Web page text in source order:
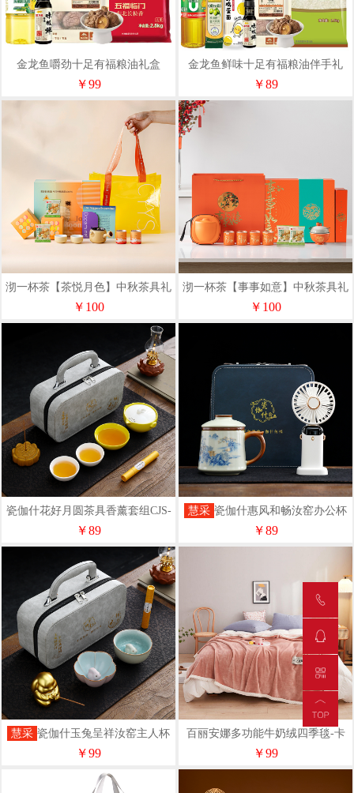
金龙鱼嚼劲十足有福粮油礼盒
￥99
金龙鱼鲜味十足有福粮油伴手礼
￥89
沏一杯茶【茶悦月色】中秋茶具礼
盒套装
￥100
沏一杯茶【事事如意】中秋茶具礼
盒套装
￥100
瓷伽什花好月圆茶具香薰套组CJS-
SYZQ-001
￥89
慧采 瓷伽什惠风和畅汝窑办公杯
风扇套组CJS-RYFS-001
￥89
慧采 瓷伽什玉兔呈祥汝窑主人杯
香插套组
￥99
百丽安娜多功能牛奶绒四季毯-卡
其
￥99